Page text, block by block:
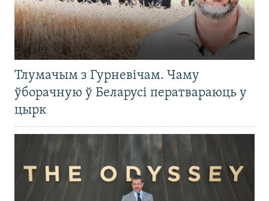
Тлумачым з Гурневічам. Чаму
ўборачную ў Беларусі ператвараюць у
цырк